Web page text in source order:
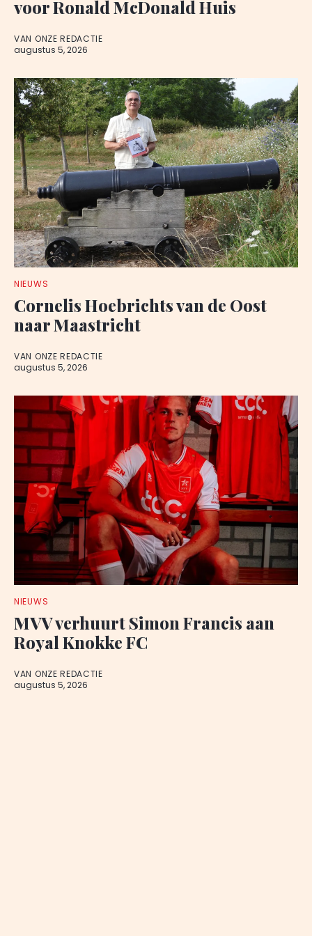
voor Ronald McDonald Huis
VAN ONZE REDACTIE
augustus 5, 2026
NIEUWS
Cornelis Hoebrichts van de Oost
naar Maastricht
VAN ONZE REDACTIE
augustus 5, 2026
NIEUWS
MVV verhuurt Simon Francis aan
Royal Knokke FC
VAN ONZE REDACTIE
augustus 5, 2026